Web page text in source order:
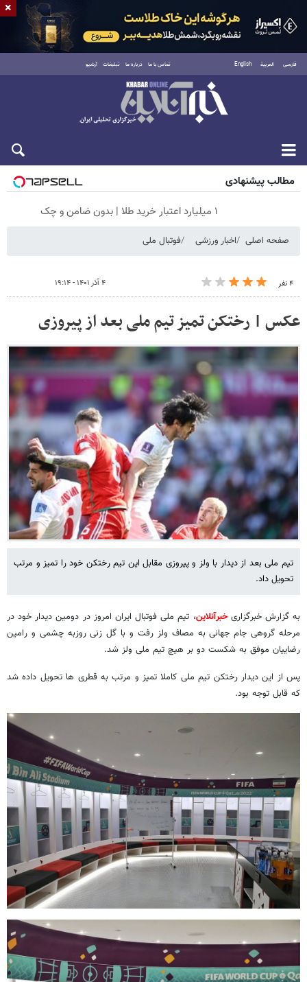
فارسی العربية English تماس با ما درباره ما تبلیغات آرشیو
شنبه ۱۷ مرداد ۱۴۰۵
مطالب پیشنهادی
۱ میلیارد اعتبار خرید طلا | بدون ضامن و چک
صفحه اصلی اخبار ورزشی فوتبال ملی
۴ نفر ۴ آذر ۱۴۰۱ - ۱۹:۱۴
عکس | رختکن تمیز تیم ملی بعد از پیروزی
تیم ملی بعد از دیدار با ولز و پیروزی مقابل این تیم رختکن خود را تمیز و مرتب
تحویل داد.
به گزارش خبرگزاریخبرآنلاین، تیم ملی فوتبال ایران امروز در دومین دیدار خود در
مرحله گروهی جام جهانی به مصاف ولز رفت و با گل زنی روزبه چشمی و رامین
رضاییان موفق به شکست دو بر هیچ تیم ملی ولز شد.
پس از این دیدار رختکن تیم ملی کاملا تمیز و مرتب به قطری ها تحویل داده شد
که قابل توجه بود.
×